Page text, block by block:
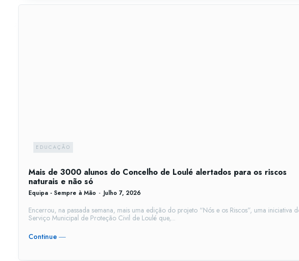
EDUCAÇÃO
Mais de 3000 alunos do Concelho de Loulé alertados para os riscos
naturais e não só
Equipa - Sempre à Mão - Julho 7, 2026
Encerrou, na passada semana, mais uma edição do projeto “Nós e os Riscos”, uma iniciativa
Serviço Municipal de Proteção Civil de Loulé que,...
Continue ―